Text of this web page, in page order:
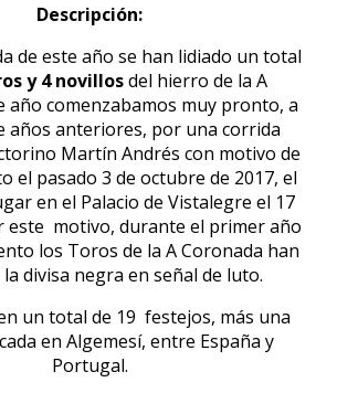
Descripción:
de este año se han lidiado un total
y 4 novillosdel hierro de la A
año comenzabamos muy pronto, a
años anteriores, por una corrida
Martín Andrés con motivo de
el pasado 3 de octubre de 2017, el
en el Palacio de Vistalegre el 17
este motivo, durante el primer año
los Toros de la A Coronada han
divisa negra en señal de luto.
un total de 19 festejos, más una
en Algemesí, entre España y
Portugal.